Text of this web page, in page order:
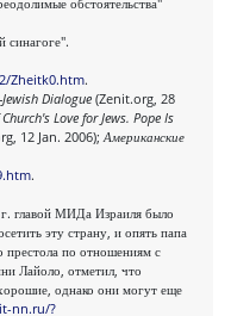
синагоге".
Zheitk0.htm.
Dialogue (Zenit.org, 28
Love for Jews. Pope Is
12 Jan. 2006); Американские
.
главой МИДа Израиля было
эту страну, и опять папа
престола по отношениям с
Лайоло, отметил, что
однако они могут еще
nn.ru/?